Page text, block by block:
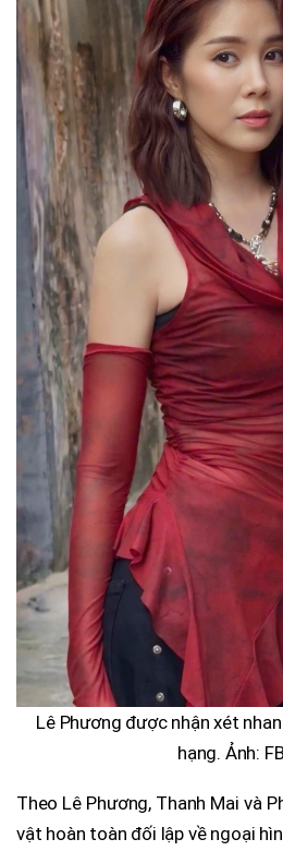
Lê Phương được nhận xét
hạng. Ảnh:
Theo Lê Phương, Thanh Mai và
vật hoàn toàn đối lập về ngoại